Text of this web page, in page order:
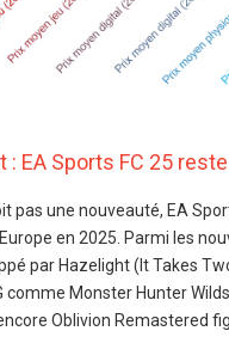
: EA Sports FC 25
pas une nouveauté, EA
en 2025. Parmi les
par Hazelight (It Takes
comme Monster Hunter
Oblivion Remastered